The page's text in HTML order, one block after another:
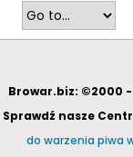
Browar.biz: ©2000 -
Sprawdź nasze
do warzenia piwa